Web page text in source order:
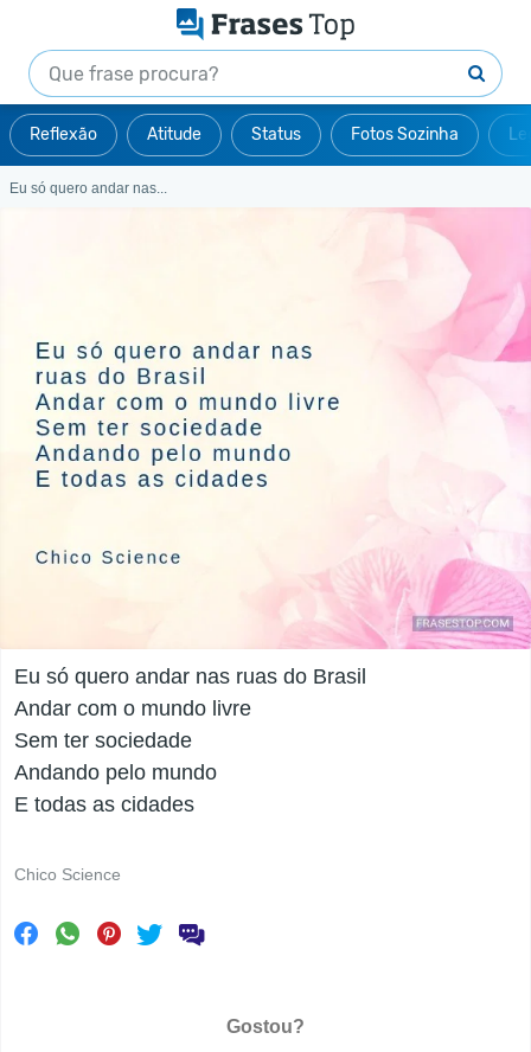
Reflexão Atitude Status Fotos Sozinha
Eu só quero andar nas...
Eu só quero andar nas ruas do Brasil
Andar com o mundo livre
Sem ter sociedade
Andando pelo mundo
E todas as cidades
Chico Science
Gostou?